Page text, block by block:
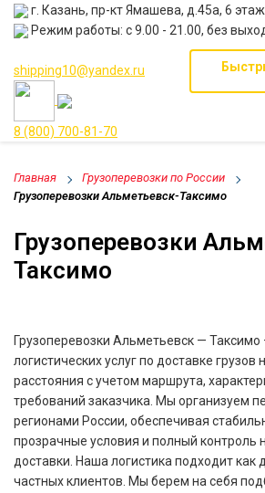
г. Казань, пр-кт Ямашева, д.45а, 6 этаж
Режим работы: с 9.00 - 21.00, без
shipping10@yandex.ru
8 (800) 700-81-70
Главная
Грузоперевозки по России
Грузоперевозки Альметьевск-Таксимо
Грузоперевозки
Таксимо
Грузоперевозки Альметьевск — Таксимо
логистических услуг по доставке грузов
расстояния с учетом маршрута,
требований заказчика. Мы организуем
регионами России, обеспечивая
прозрачные условия и полный контроль
доставки. Наша логистика подходит как
частных клиентов. Мы берем на себя